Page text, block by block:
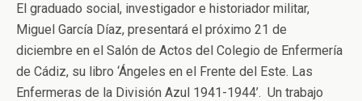
El graduado social, investigador e historiador militar,
Miguel García Díaz, presentará el próximo 21 de
diciembre en el Salón de Actos del Colegio de Enfermería
de Cádiz, su libro ‘Ángeles en el Frente del Este. Las
Enfermeras de la División Azul 1941-1944’. Un trabajo